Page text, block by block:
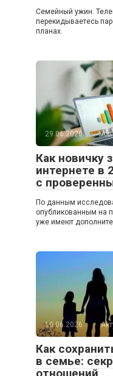
Семейный ужин.
перекидываетесь
планах.
29.06.2026
Как новичку
интернете в
с
По данным
опубликованным на
уже имеют
10.06.2026
Как
в семье: